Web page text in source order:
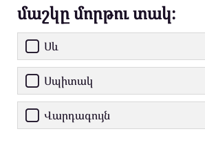
մաշկը մորթու տակ։
Սև
Սպիտակ
Վարդագույն